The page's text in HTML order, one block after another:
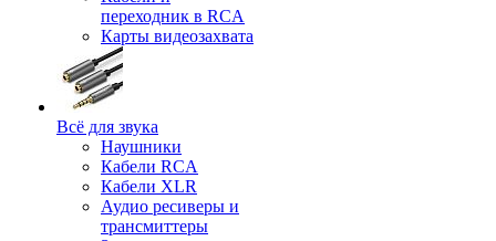
переходник в RCA
Карты видеозахвата
Всё для звука
Наушники
Кабели RCA
Кабели XLR
Аудио ресиверы и
трансмиттеры